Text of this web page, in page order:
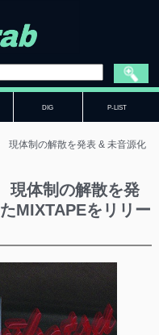
DIG P-LIST
現体制の解散を発表 & 未音源化
現体制の解散を発
MIXTAPEをリリー